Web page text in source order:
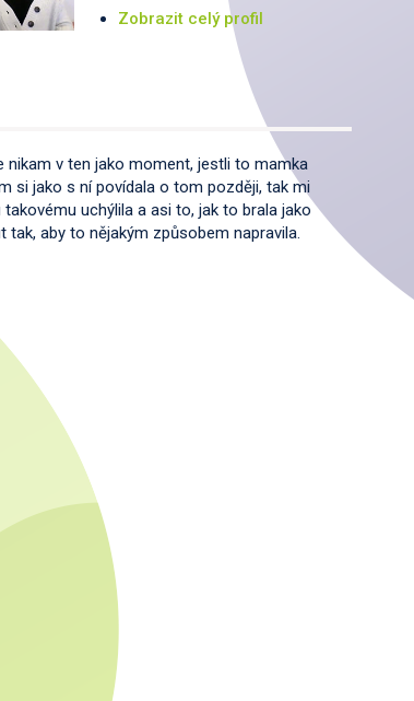
Zobrazit celý profil
v ten jako moment, jestli to mamka
si jako s ní povídala o tom později, tak mi
uchýlila a asi to, jak to brala jako
aby to nějakým způsobem napravila.